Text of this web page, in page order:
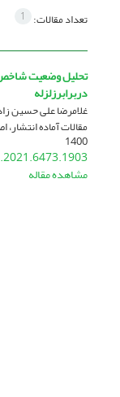
تعداد مقالات: 1
دربرابرزلزله
غلامرضا علی حسین
مقالات آماده انتشار،
1400
مشاهده مقاله